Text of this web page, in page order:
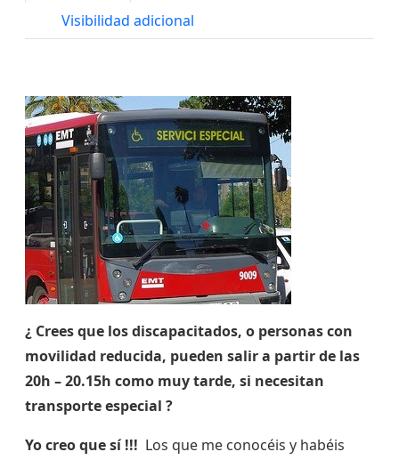
Visibilidad adicional
¿ Crees que los discapacitados, o personas con
movilidad reducida, pueden salir a partir de las
20h – 20.15h como muy tarde, si necesitan
transporte especial ?
Yo creo que sí !!! Los que me conocéis y habéis